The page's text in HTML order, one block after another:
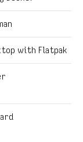
with Flatpak